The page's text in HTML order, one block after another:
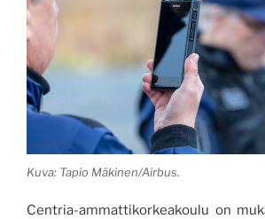
Kuva: Tapio Mäkinen/Airbus.
Centria-ammattikorkeakoulu on